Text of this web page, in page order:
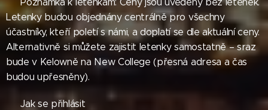
Letenky budou objednány centrálně pro všechny
účastníky, kteří poletí s námi, a doplatí se dle aktuální ceny.
Alternativně si můžete zajistit letenky samostatně – sraz
bude v Kelowně na New College (přesná adresa a čas
budou upřesněny).
📝 Jak se přihlásit